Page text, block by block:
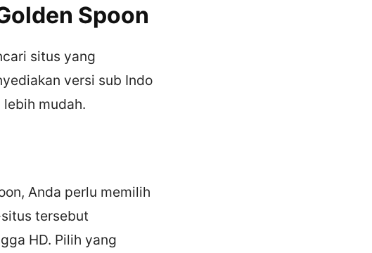
Spoon
situs yang
versi sub Indo
mudah.
Anda perlu memilih
tersebut
HD. Pilih yang